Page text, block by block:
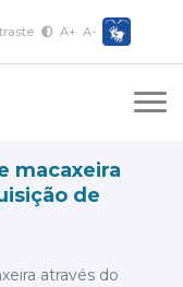
A+ A-
macaxeira
de
através do